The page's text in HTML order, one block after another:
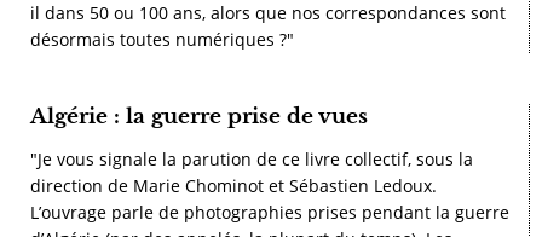
il dans 50 ou 100 ans, alors que nos correspondances sont
désormais toutes numériques ?"
Algérie : la guerre prise de vues
"Je vous signale la parution de ce livre collectif, sous la
direction de Marie Chominot et Sébastien Ledoux.
L’ouvrage parle de photographies prises pendant la guerre